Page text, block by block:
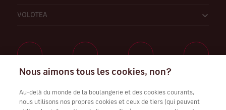
VOLOTEA
Nous aimons tous les cookies, non?
Au-delà du monde de la boulangerie et des cookies courants,
nous utilisons nos propres cookies et ceux de tiers (qui peuvent